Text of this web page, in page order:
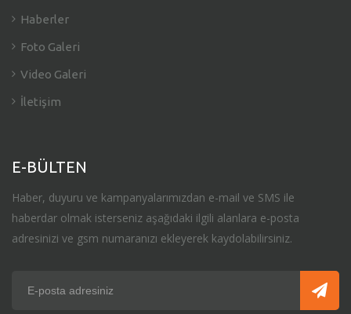
Haberler
Foto Galeri
Video Galeri
İletişim
E-BÜLTEN
Haber, duyuru ve kampanyalarımızdan e-mail ve SMS ile
haberdar olmak isterseniz aşağıdaki ilgili alanlara e-posta
adresinizi ve gsm numaranızı ekleyerek kaydolabilirsiniz.